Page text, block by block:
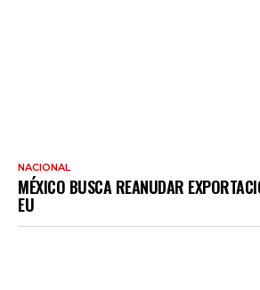
NACIONAL
MÉXICO BUSCA REANUDAR
EU